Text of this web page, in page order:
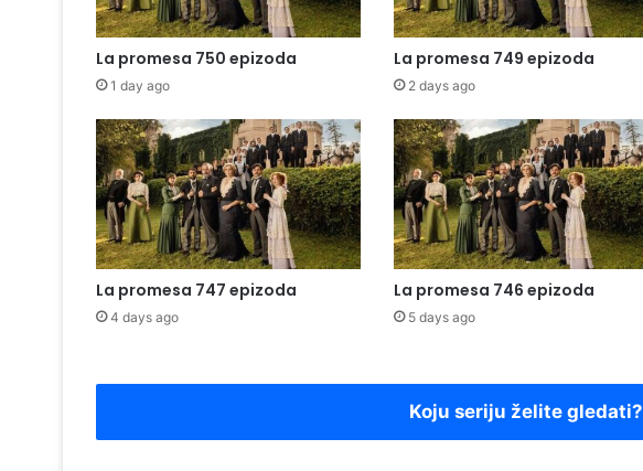
La promesa 750 epizoda
1 day ago
La promesa 749 epizoda
2 days ago
La promesa 747 epizoda
4 days ago
La promesa 746 epizoda
5 days ago
Koju seriju želite gledati?